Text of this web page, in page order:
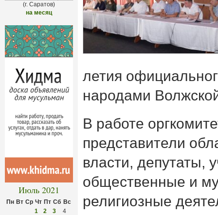
(г. Саратов)
на месяц
Июль 2021
Пн Вт Ср Чт Пт Сб Вс
1
2 3
4
летия
народами
В работе
представители
власти, депутаты,
общественные и
религиозные